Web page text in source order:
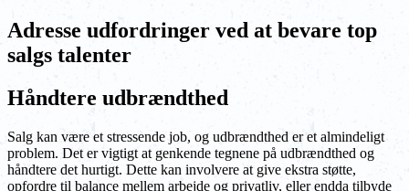
Adresse udfordringer ved at bevare top
salgs talenter
Håndtere udbrændthed
Salg kan være et stressende job, og udbrændthed er et almindeligt
problem. Det er vigtigt at genkende tegnene på udbrændthed og
håndtere det hurtigt. Dette kan involvere at give ekstra støtte,
opfordre til balance mellem arbejde og privatliv, eller endda tilbyde